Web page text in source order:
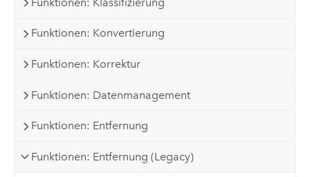
Funktionen: Konvertierung
Funktionen: Korrektur
Funktionen: Datenmanagement
Funktionen: Entfernung
Funktionen: Entfernung (Legacy)